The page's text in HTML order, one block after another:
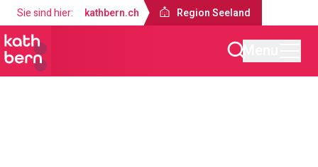
Sie sind hier: kathbern.ch Region Seeland